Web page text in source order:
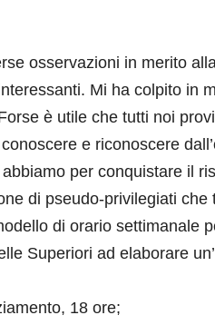
osservazioni in merito
Mi ha colpito in
è utile che tutti noi
e riconoscere
abbiamo per conquistare il
di pseudo-privilegiati
di orario settimanale
Superiori ad elaborare
18 ore;